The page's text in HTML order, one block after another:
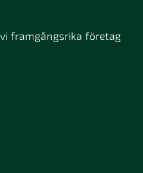
framgångsrika företag